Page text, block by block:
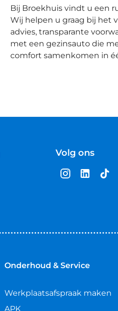
Bij Broekhuis vindt u een
Wij helpen u graag bij het
advies, transparante
met een gezinsauto die
comfort samenkomen in
Volg ons
Onderhoud & Service
Werkplaatsafspraak maken
APK